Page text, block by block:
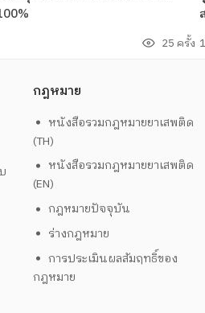
25 ครั้ง
กฎหมาย
หนังสือรวมกฎหมายยาเสพติด
(TH)
หนังสือรวมกฎหมายยาเสพติด
(EN)
กฎหมายปัจจุบัน
ร่างกฎหมาย
การประเมินผลสัมฤทธิ์ของ
กฎหมาย